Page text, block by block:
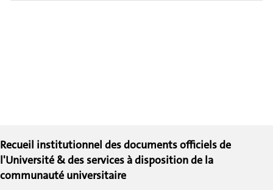
Recueil institutionnel des documents officiels de
l'Université & des services à disposition de la
communauté universitaire